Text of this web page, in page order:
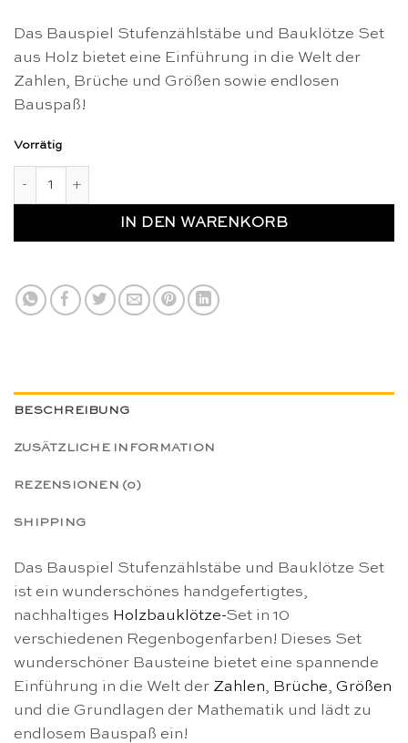
Das Bauspiel Stufenzählstäbe und Bauklötze Set
aus Holz bietet eine Einführung in die Welt der
Zahlen, Brüche und Größen sowie endlosen
Bauspaß!
Vorrätig
IN DEN WARENKORB
BESCHREIBUNG
ZUSÄTZLICHE INFORMATION
REZENSIONEN (0)
SHIPPING
Das Bauspiel Stufenzählstäbe und Bauklötze Set
ist ein wunderschönes handgefertigtes,
nachhaltiges Holzbauklötze-Set in 10
verschiedenen Regenbogenfarben! Dieses Set
wunderschöner Bausteine bietet eine spannende
Einführung in die Welt der Zahlen, Brüche, Größen
und die Grundlagen der Mathematik und lädt zu
endlosem Bauspaß ein!